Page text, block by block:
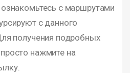
с маршрутами
с данного
получения подробных
нажмите на